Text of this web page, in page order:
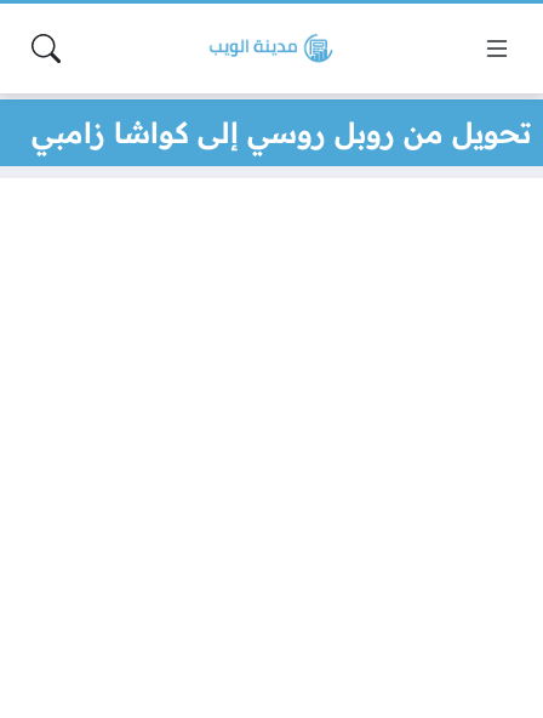
تحويل من روبل روسي إلى كواشا زامبي